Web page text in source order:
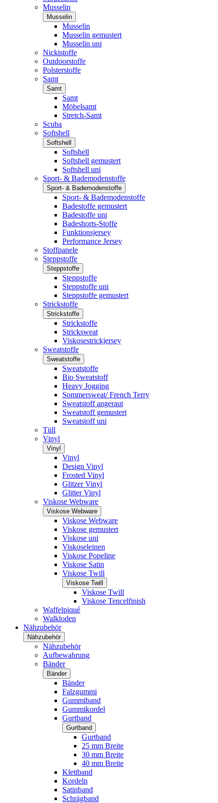
Musselin
Musselin
Musselin
Musselin gemustert
Musselin uni
Nickistoffe
Outdoorstoffe
Polsterstoffe
Samt
Samt
Samt
Möbelsamt
Stretch-Samt
Scuba
Softshell
Softshell
Softshell
Softshell gemustert
Softshell uni
Sport- & Bademodenstoffe
Sport- & Bademodenstoffe
Sport- & Bademodenstoffe
Badestoffe gemustert
Badestoffe uni
Badeshorts-Stoffe
Funktionsjersey
Performance Jersey
Stoffpanele
Steppstoffe
Steppstoffe
Steppstoffe
Steppstoffe uni
Steppstoffe gemustert
Strickstoffe
Strickstoffe
Strickstoffe
Stricksweat
Viskosestrickjersey
Sweatstoffe
Sweatstoffe
Sweatstoffe
Bio Sweatstoff
Heavy Jogging
Sommersweat/ French Terry
Sweatstoff angeraut
Sweatstoff gemustert
Sweatstoff uni
Tüll
Vinyl
Vinyl
Vinyl
Design Vinyl
Frosted Vinyl
Glitzer Vinyl
Glitter Vinyl
Viskose Webware
Viskose Webware
Viskose Webware
Viskose gemustert
Viskose uni
Viskoseleinen
Viskose Popeline
Viskose Satin
Viskose Twill
Viskose Twill
Viskose Twill
Viskose Tencelfinish
Waffelpiqué
Walkloden
Nähzubehör
Nähzubehör
Nähzubehör
Aufbewahrung
Bänder
Bänder
Bänder
Falzgummi
Gummiband
Gummikordel
Gurtband
Gurtband
Gurtband
25 mm Breite
30 mm Breite
40 mm Breite
Klettband
Kordeln
Satinband
Schrägband